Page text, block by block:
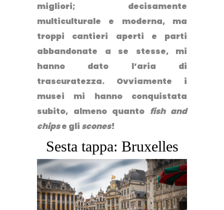
migliori; decisamente
multiculturale e moderna, ma
troppi cantieri aperti e parti
abbandonate a se stesse, mi
hanno dato l’aria di
trascuratezza. Ovviamente i
musei mi hanno conquistata
subito, almeno quanto fish and
chipse gli scones!
Sesta tappa: Bruxelles